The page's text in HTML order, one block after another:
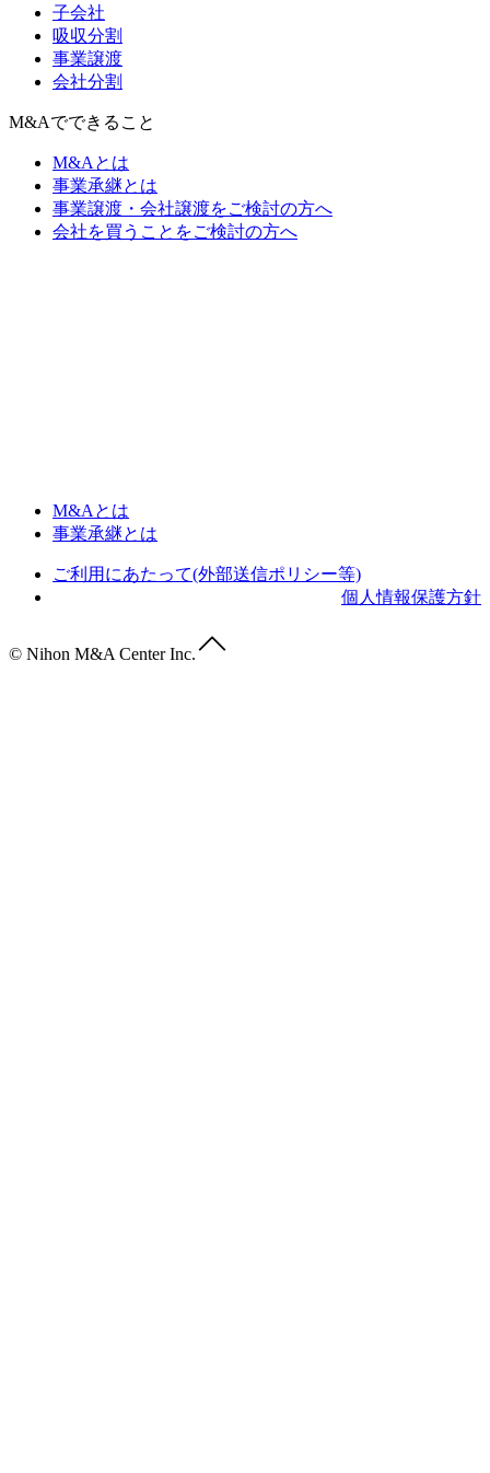
子会社
吸収分割
事業譲渡
会社分割
M&Aでできること
M&Aとは
事業承継とは
事業譲渡・会社譲渡をご検討の方へ
会社を買うことをご検討の方へ
M&Aとは
事業承継とは
ご利用にあたって(外部送信ポリシー等)
個人情報保護方針
© Nihon M&A Center Inc.